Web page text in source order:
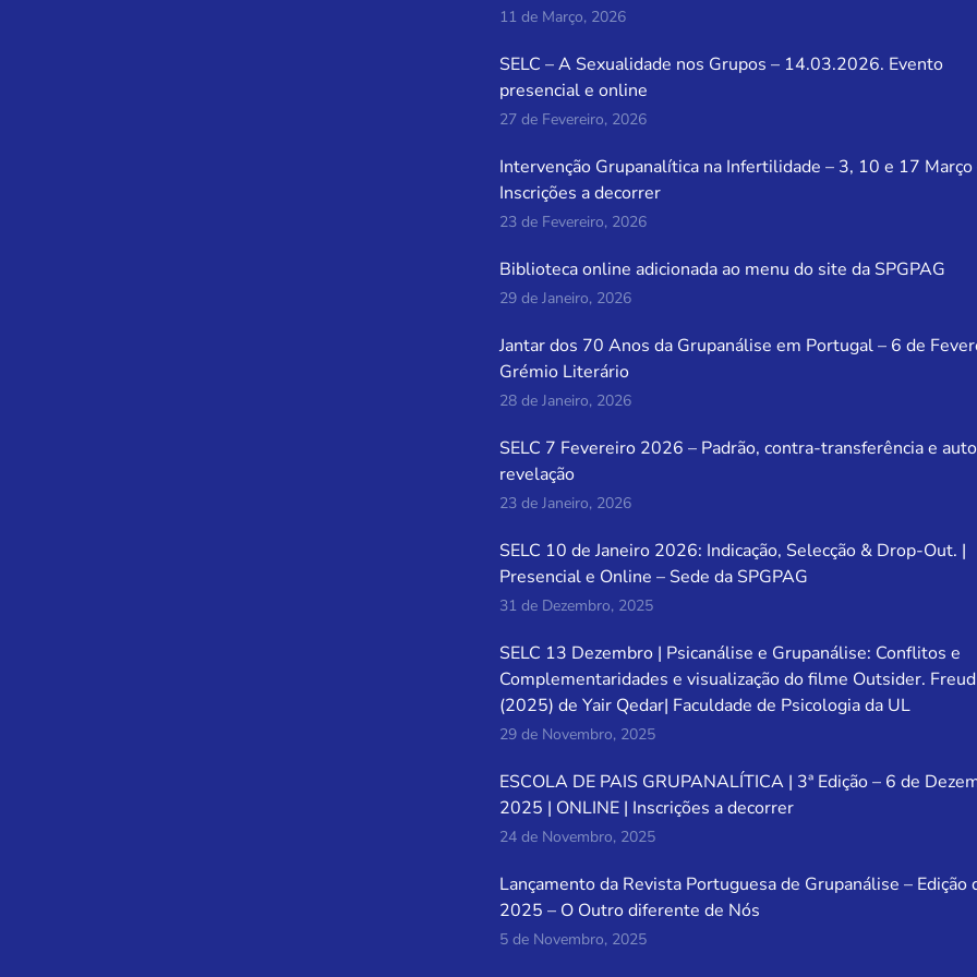
11 de Março, 2026
SELC – A Sexualidade nos Grupos – 14.03.2026. Evento
presencial e online
27 de Fevereiro, 2026
Intervenção Grupanalítica na Infertilidade – 3, 10 e 17 Março
Inscrições a decorrer
23 de Fevereiro, 2026
Biblioteca online adicionada ao menu do site da SPGPAG
29 de Janeiro, 2026
Jantar dos 70 Anos da Grupanálise em Portugal – 6 de
Grémio Literário
28 de Janeiro, 2026
SELC 7 Fevereiro 2026 – Padrão, contra-transferência e
revelação
23 de Janeiro, 2026
SELC 10 de Janeiro 2026: Indicação, Selecção & Drop-Out. |
Presencial e Online – Sede da SPGPAG
31 de Dezembro, 2025
SELC 13 Dezembro | Psicanálise e Grupanálise: Conflitos e
Complementaridades e visualização do filme Outsider. Freud
(2025) de Yair Qedar| Faculdade de Psicologia da UL
29 de Novembro, 2025
ESCOLA DE PAIS GRUPANALÍTICA | 3ª Edição – 6 de
2025 | ONLINE | Inscrições a decorrer
24 de Novembro, 2025
Lançamento da Revista Portuguesa de Grupanálise – Edição
2025 – O Outro diferente de Nós
5 de Novembro, 2025